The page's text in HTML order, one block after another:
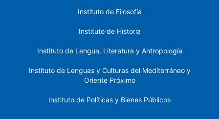
Instituto de Filosofía
Instituto de Historia
Instituto de Lengua, Literatura y Antropología
Instituto de Lenguas y Culturas del Mediterráneo y
Oriente Próximo
Instituto de Políticas y Bienes Públicos